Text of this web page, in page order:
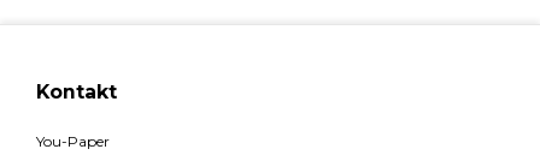
Kontakt
You-Paper